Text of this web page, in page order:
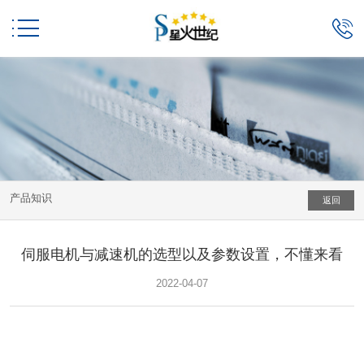
 
产品知识 返回
伺服电机与减速机的选型以及参数设置，不懂来看
2022-04-07